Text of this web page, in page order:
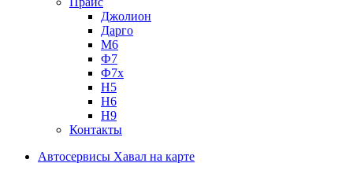
Джолион
Дарго
М6
Ф7
Ф7х
Н5
Н6
Н9
Контакты
Автосервисы Хавал на карте